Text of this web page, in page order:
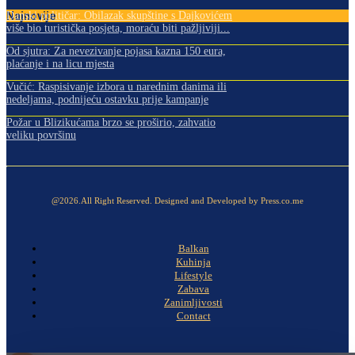
Najnovije
Danski političar: Obilazak skupštine s Dajkovićem
više bio turistička posjeta, moraću biti pažljiviji...
Od sjutra: Za nevezivanje pojasa kazna 150 eura,
plaćanje i na licu mjesta
Vučić: Raspisivanje izbora u narednim danima ili
nedeljama, podnijeću ostavku prije kampanje
Požar u Blizikućama brzo se proširio, zahvatio
veliku površinu
@2026.All Right Reserved. Designed and Developed by Press.co.me
Balkan
Kuhinja
Lifestyle
Zabava
Zanimljivosti
Contact